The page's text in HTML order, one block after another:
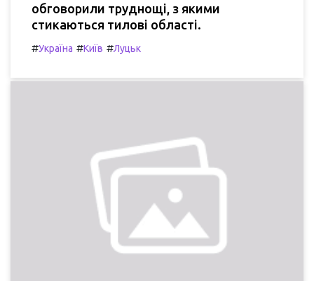
обговорили труднощі, з якими
стикаються тилові області.
#Україна #Київ #Луцьк